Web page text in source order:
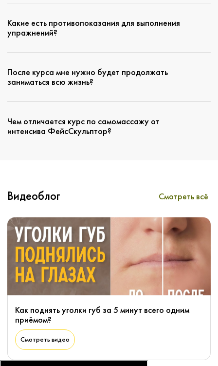
Какие есть противопоказания для выполнения
упражнений?
После курса мне нужно будет продолжать
заниматься всю жизнь?
Чем отличается курс по самомассажу от
интенсива ФейсСкульптор?
Видеоблог Смотреть всё
Как поднять уголки губ за 5 минут всего одним
приёмом?
Смотреть видео